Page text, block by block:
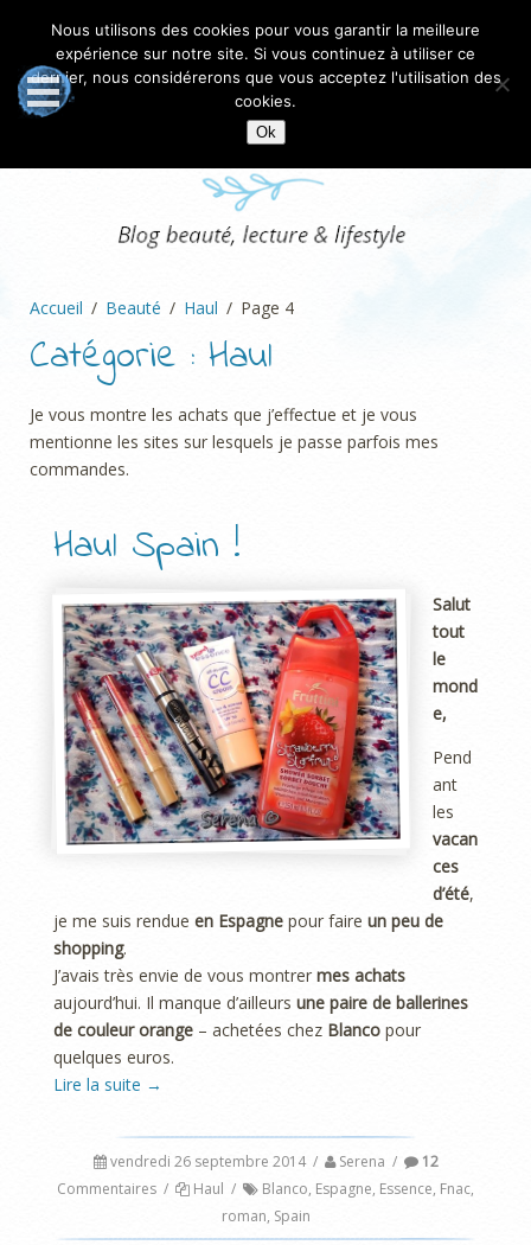
Accueil Beauté Haul Page 4
Catégorie : Haul
Je vous montre les achats que j’effectue et je vous
mentionne les sites sur lesquels je passe parfois mes
commandes.
Haul Spain !
Salut
tout
le
mond
e,
Pend
ant
les
vacan
ces
d’été,
je me suis rendue en Espagne pour faire un peu de
shopping.
J’avais très envie de vous montrer mes achats
aujourd’hui. Il manque d’ailleurs une paire de ballerines
de couleur orange – achetées chez Blanco pour
quelques euros.
Lire la suite →
vendredi 26 septembre 2014 / Serena /
12
Commentaires / Haul / Blanco, Espagne, Essence, Fnac,
roman, Spain
Nous utilisons des cookies pour vous garantir la meilleure
expérience sur notre site. Si vous continuez à utiliser ce
dernier, nous considérerons que vous acceptez l'utilisation des
cookies.
Ok